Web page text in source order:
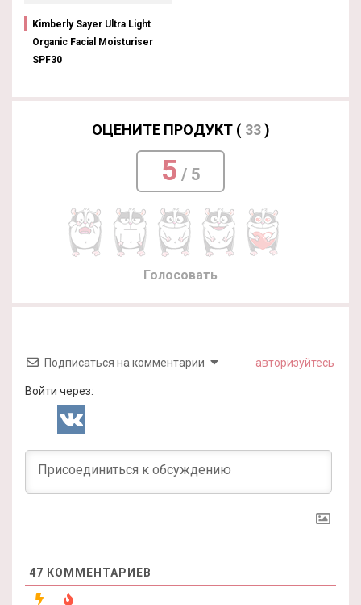
Kimberly Sayer Ultra Light
Organic Facial Moisturiser
SPF30
ОЦЕНИТЕ ПРОДУКТ ( 33)
5 / 5
Голосовать
Подписаться на комментарии авторизуйтесь
Войти через:
47 КОММЕНТАРИЕВ